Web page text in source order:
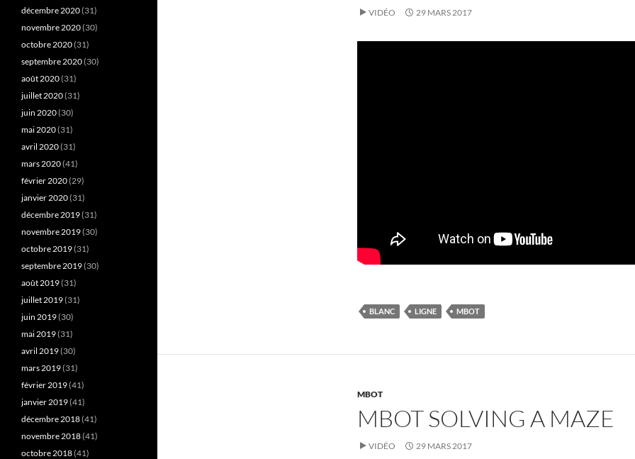
VIDÉO 29 MARS 2017
BLANC LIGNE MBOT
MBOT
MBOT SOLVING A MAZE
VIDÉO 29 MARS 2017
décembre 2020(31)
novembre 2020(30)
octobre 2020(31)
septembre 2020(30)
août 2020(31)
juillet 2020(31)
juin 2020(30)
mai 2020(31)
avril 2020(31)
mars 2020(41)
février 2020(29)
janvier 2020(31)
décembre 2019(31)
novembre 2019(30)
octobre 2019(31)
septembre 2019(30)
août 2019(31)
juillet 2019(31)
juin 2019(30)
mai 2019(31)
avril 2019(30)
mars 2019(31)
février 2019(41)
janvier 2019(41)
décembre 2018(41)
novembre 2018(41)
octobre 2018(41)